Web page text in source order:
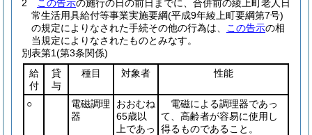
2
この告示の施行の日の前日までに、合併前の綾上町老人日
常生活用具給付等事業実施要綱(平成9年綾上町要綱第7号)
の規定によりなされた手続その他の行為は、
この告示の相
当規定によりなされたものとみなす。
別表第1(第3条関係)
給
付
貸
与
種目 対象者 性能
○
電磁調理
器
おおむね
65歳以
上であっ
電磁による調理器であっ
て、高齢者が容易に使用し
得るものであること。